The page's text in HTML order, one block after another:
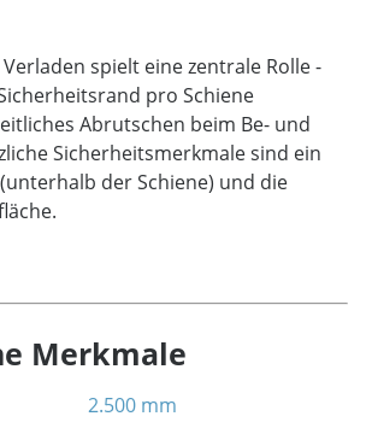
spielt eine zentrale Rolle -
pro Schiene
Abrutschen beim Be- und
Sicherheitsmerkmale sind ein
der Schiene) und die
Merkmale
2.500 mm